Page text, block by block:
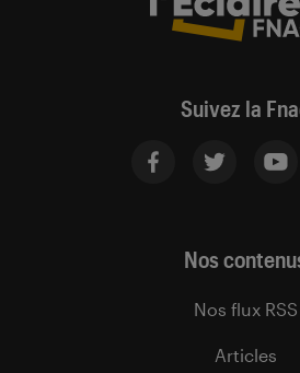
Suivez la
Nos
Nos flux RSS
Articles